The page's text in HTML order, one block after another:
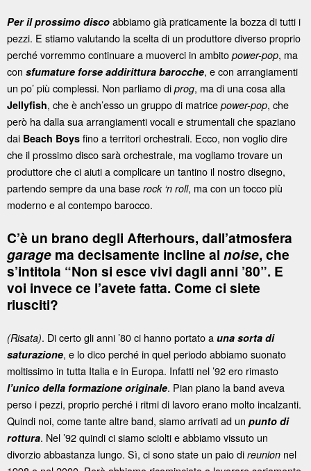
Per il prossimo disco abbiamo già praticamente la bozza di tutti i
pezzi. E stiamo valutando la scelta di un produttore diverso proprio
perché vorremmo continuare a muoverci in ambito power-pop, ma
con sfumature forse addirittura barocche, e con arrangiamenti
un po’ più complessi. Non parliamo di prog, ma di una cosa alla
Jellyfish, che è anch’esso un gruppo di matrice power-pop, che
però ha dalla sua arrangiamenti vocali e strumentali che spaziano
dai Beach Boys fino a territori orchestrali. Ecco, non voglio dire
che il prossimo disco sarà orchestrale, ma vogliamo trovare un
produttore che ci aiuti a complicare un tantino il nostro disegno,
partendo sempre da una base rock ‘n roll, ma con un tocco più
moderno e al contempo barocco.
C’è un brano degli Afterhours, dall’atmosfera
garage ma decisamente incline al noise, che
s’intitola “Non si esce vivi dagli anni ’80”. E
voi invece ce l’avete fatta. Come ci siete
riusciti?
(Risata). Di certo gli anni ’80 ci hanno portato a una sorta di
saturazione, e lo dico perché in quel periodo abbiamo suonato
moltissimo in tutta Italia e in Europa. Infatti nel ’92 ero rimasto
l’unico della formazione originale. Pian piano la band aveva
perso i pezzi, proprio perché i ritmi di lavoro erano molto incalzanti.
Quindi noi, come tante altre band, siamo arrivati ad un punto di
rottura. Nel ’92 quindi ci siamo sciolti e abbiamo vissuto un
divorzio abbastanza lungo. Sì, ci sono state un paio di reunion nel